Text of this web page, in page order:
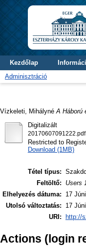
Kezdőlap
Adminisztráció
Vízkeleti, Mihályné A Háború
Digitalizált
20170607091222.pdf
Restricted to
Download (1MB)
Tétel típus:
Feltöltő:
Users
Elhelyezés dátuma:
17
Utolsó változtatás:
17
URI:
http://
Actions (login